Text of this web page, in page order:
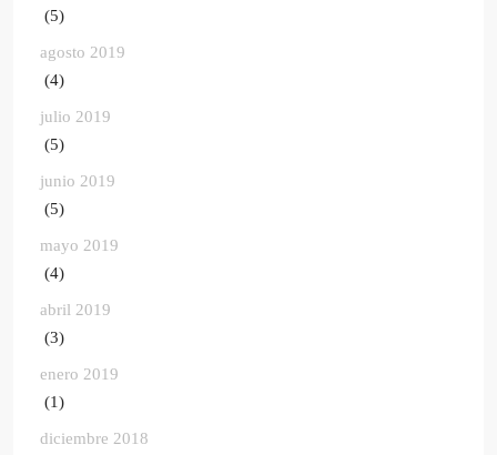
(5)
agosto 2019
(4)
julio 2019
(5)
junio 2019
(5)
mayo 2019
(4)
abril 2019
(3)
enero 2019
(1)
diciembre 2018